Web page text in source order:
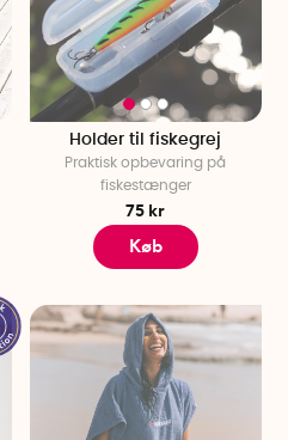
Holder til fiskegrej
Praktisk opbevaring på
fiskestænger
75 kr
Køb